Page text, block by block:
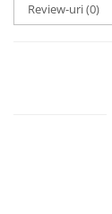
Review-uri(0)